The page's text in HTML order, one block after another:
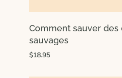
Comment sauver des
sauvages
$18.95